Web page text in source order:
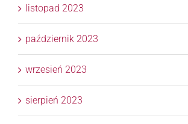
listopad 2023
październik 2023
wrzesień 2023
sierpień 2023